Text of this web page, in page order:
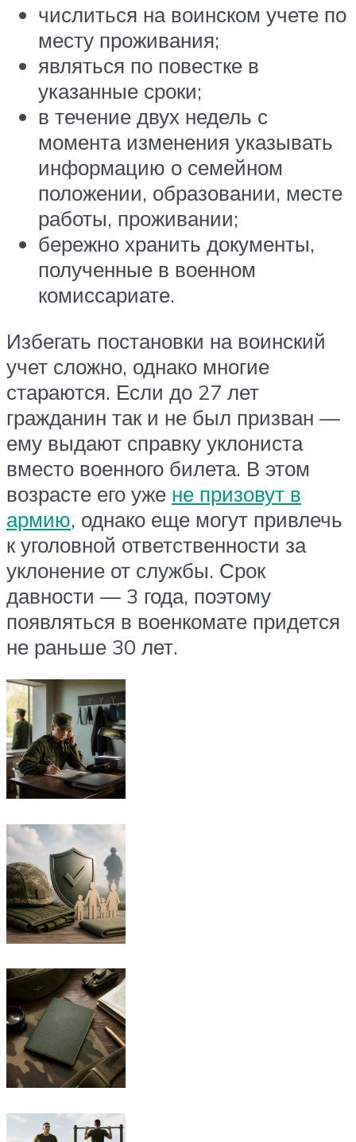
числиться на воинском учете по
месту проживания;
являться по повестке в
указанные сроки;
в течение двух недель с
момента изменения указывать
информацию о семейном
положении, образовании, месте
работы, проживании;
бережно хранить документы,
полученные в военном
комиссариате.
Избегать постановки на воинский
учет сложно, однако многие
стараются. Если до 27 лет
гражданин так и не был призван —
ему выдают справку уклониста
вместо военного билета. В этом
возрасте его уже не призовут в
армию, однако еще могут привлечь
к уголовной ответственности за
уклонение от службы. Срок
давности — 3 года, поэтому
появляться в военкомате придется
не раньше 30 лет.